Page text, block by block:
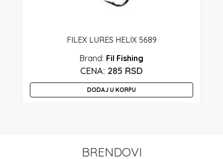
FILEX LURES HELIX 5689
Fil Fishing
285 RSD
DODAJ U KORPU
BRENDOVI